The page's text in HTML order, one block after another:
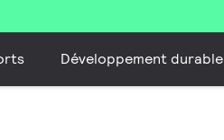
Développement durable